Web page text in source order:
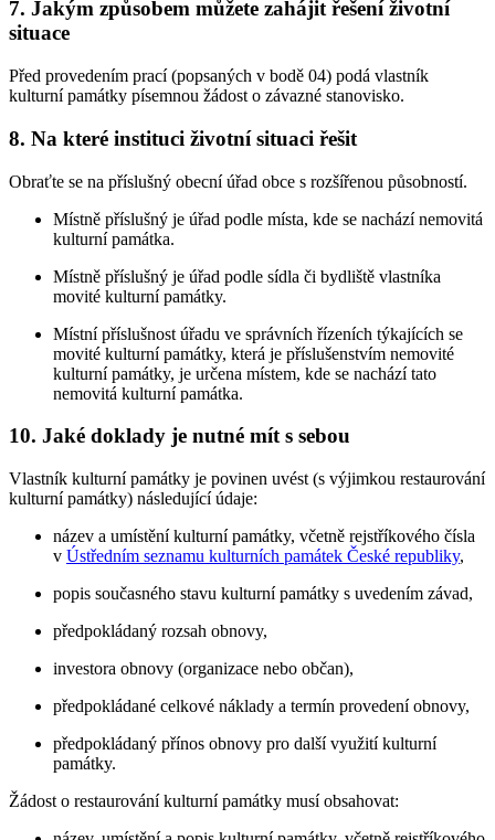
7. Jakým způsobem můžete zahájit řešení životní
situace
Před provedením prací (popsaných v bodě 04) podá vlastník
kulturní památky písemnou žádost o závazné stanovisko.
8. Na které instituci životní situaci řešit
Obraťte se na příslušný obecní úřad obce s rozšířenou působností.
Místně příslušný je úřad podle místa, kde se nachází nemovitá
kulturní památka.
Místně příslušný je úřad podle sídla či bydliště vlastníka
movité kulturní památky.
Místní příslušnost úřadu ve správních řízeních týkajících se
movité kulturní památky, která je příslušenstvím nemovité
kulturní památky, je určena místem, kde se nachází tato
nemovitá kulturní památka.
10. Jaké doklady je nutné mít s sebou
Vlastník kulturní památky je povinen uvést (s výjimkou restaurování
kulturní památky) následující údaje:
název a umístění kulturní památky, včetně rejstříkového čísla
v Ústředním seznamu kulturních památek České republiky,
popis současného stavu kulturní památky s uvedením závad,
předpokládaný rozsah obnovy,
investora obnovy (organizace nebo občan),
předpokládané celkové náklady a termín provedení obnovy,
předpokládaný přínos obnovy pro další využití kulturní
památky.
Žádost o restaurování kulturní památky musí obsahovat: